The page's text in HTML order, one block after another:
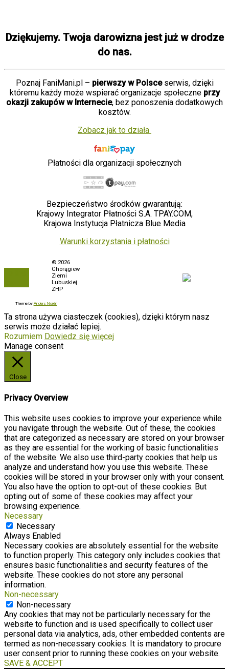
Dziękujemy. Twoja darowizna jest już w drodze
do nas.
Poznaj FaniMani.pl – pierwszy w Polsceserwis, dzięki
któremu każdy może wspierać organizacje społeczne przy
okazji zakupów w Internecie, bez ponoszenia dodatkowych
kosztów.
Zobacz jak to działa
Płatności dla organizacji społecznych
Bezpieczeństwo środków gwarantują:
Krajowy Integrator Płatności S.A. TPAY.COM,
Krajowa Instytucja Płatnicza Blue Media
Warunki korzystania i płatności
© 2026
Chorągiew
Ziemi
Lubuskiej
ZHP
Theme by Anders Norén
Ta strona używa ciasteczek (cookies), dzięki którym nasz
serwis może działać lepiej.
Rozumiem Dowiedz się więcej
Manage consent
Close
Privacy Overview
This website uses cookies to improve your experience while
you navigate through the website. Out of these, the cookies
that are categorized as necessary are stored on your browser
as they are essential for the working of basic functionalities
of the website. We also use third-party cookies that help us
analyze and understand how you use this website. These
cookies will be stored in your browser only with your consent.
You also have the option to opt-out of these cookies. But
opting out of some of these cookies may affect your
browsing experience.
Necessary
Necessary
Always Enabled
Necessary cookies are absolutely essential for the website
to function properly. This category only includes cookies that
ensures basic functionalities and security features of the
website. These cookies do not store any personal
information.
Non-necessary
Non-necessary
Any cookies that may not be particularly necessary for the
website to function and is used specifically to collect user
personal data via analytics, ads, other embedded contents are
termed as non-necessary cookies. It is mandatory to procure
user consent prior to running these cookies on your website.
SAVE & ACCEPT